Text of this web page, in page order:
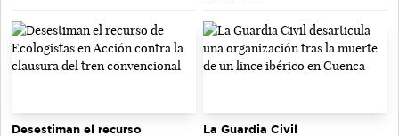
Desestiman el recurso
La Guardia Civil